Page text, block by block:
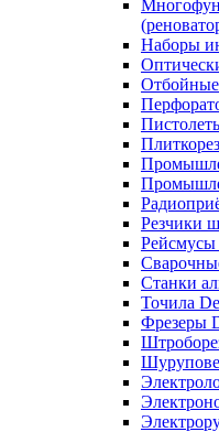
Наборы
Резчики
Рейсмусы
Станки
Точила
Фрезеры